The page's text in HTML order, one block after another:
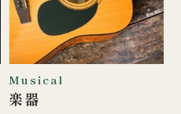
Musical
楽器